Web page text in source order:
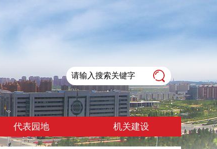
代表园地 机关建设